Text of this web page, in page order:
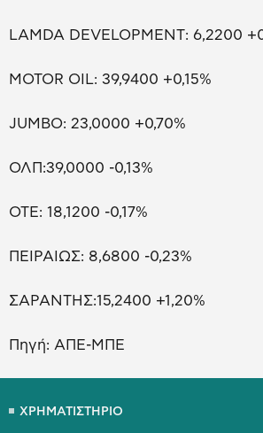
LAMDA DEVELOPMENT: 6,2200
MOTOR OIL: 39,9400 +0,15%
JUMBO: 23,0000 +0,70%
ΟΛΠ:39,0000 -0,13%
ΟΤΕ: 18,1200 -0,17%
ΠΕΙΡΑΙΩΣ: 8,6800 -0,23%
ΣΑΡΑΝΤΗΣ:15,2400 +1,20%
Πηγή: ΑΠΕ-ΜΠΕ
ΧΡΗΜΑΤΙΣΤΗΡΙΟ